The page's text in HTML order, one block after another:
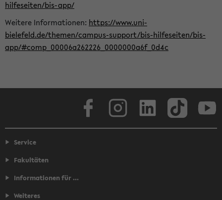
hilfeseiten/bis-app/
Weitere Informationen: https://www.uni-
bielefeld.de/themen/campus-support/bis-hilfeseiten/bis-
app/#comp_00006a262226_0000000a6f_0d4c
Service
Fakultäten
Informationen für ...
Weiteres